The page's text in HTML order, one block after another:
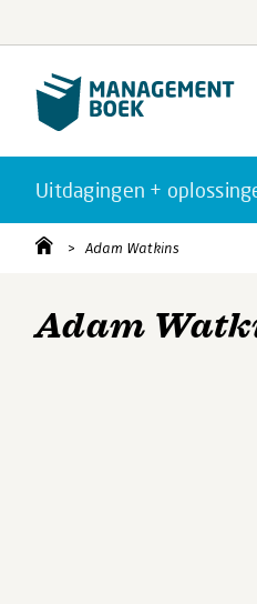
Uitdagingen +
Adam Watkins
Adam